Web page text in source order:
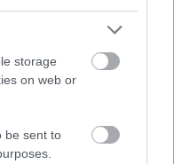
storage
on web or
be sent to